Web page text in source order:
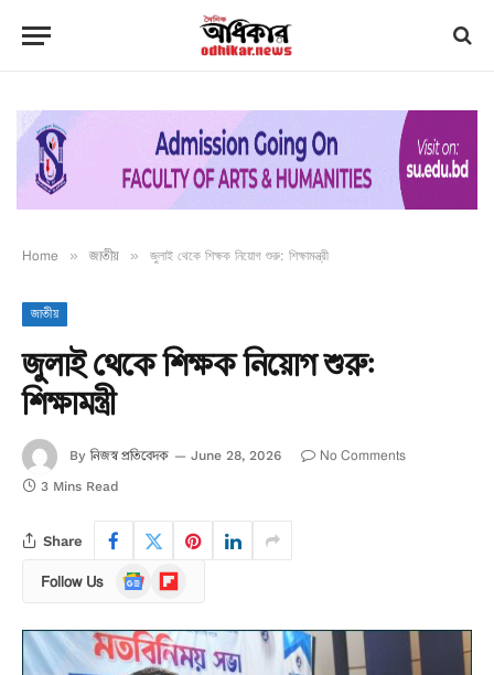
Home » জাতীয় » জুলাই থেকে শিক্ষক নিয়োগ শুরু: শিক্ষামন্ত্রী
জাতীয়
জুলাই থেকে শিক্ষক নিয়োগ শুরু:
শিক্ষামন্ত্রী
By নিজস্ব প্রতিবেদক June 28, 2026 No Comments
3 Mins Read
Share
Follow Us
Google
News
Flipboard